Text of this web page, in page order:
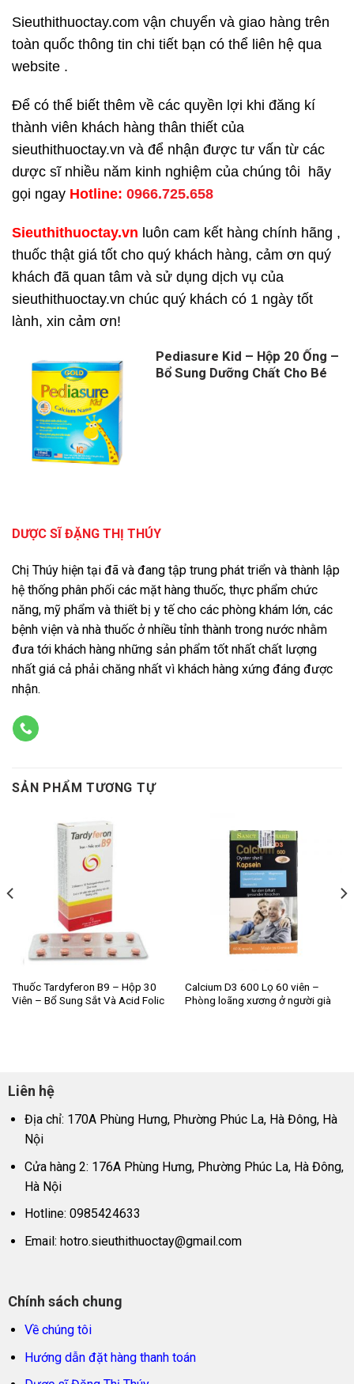
Sieuthithuoctay.com vận chuyển và giao hàng trên
toàn quốc thông tin chi tiết bạn có thể liên hệ qua
website .
Để có thể biết thêm về các quyền lợi khi đăng kí
thành viên khách hàng thân thiết của
sieuthithuoctay.vn và để nhận được tư vấn từ các
dược sĩ nhiều năm kinh nghiệm của chúng tôi hãy
gọi ngay Hotline: 0966.725.658
Sieuthithuoctay.vn luôn cam kết hàng chính hãng ,
thuốc thật giá tốt cho quý khách hàng, cảm ơn quý
khách đã quan tâm và sử dụng dịch vụ của
sieuthithuoctay.vn chúc quý khách có 1 ngày tốt
lành, xin cảm ơn!
Pediasure Kid – Hộp 20 Ống –
Bổ Sung Dưỡng Chất Cho Bé
DƯỢC SĨ ĐẶNG THỊ THÚY
Chị Thúy hiện tại đã và đang tập trung phát triển và thành lập
hệ thống phân phối các mặt hàng thuốc, thực phẩm chức
năng, mỹ phẩm và thiết bị y tế cho các phòng khám lớn, các
bệnh viện và nhà thuốc ở nhiều tỉnh thành trong nước nhằm
đưa tới khách hàng những sản phẩm tốt nhất chất lượng
nhất giá cả phải chăng nhất vì khách hàng xứng đáng được
nhận.
SẢN PHẨM TƯƠNG TỰ
Thuốc Tardyferon B9 – Hộp 30
Viên – Bổ Sung Sắt Và Acid Folic
Calcium D3 600 Lọ 60 viên –
Phòng loãng xương ở người già
Liên hệ
Địa chỉ: 170A Phùng Hưng, Phường Phúc La, Hà Đông, Hà
Nội
Cửa hàng 2: 176A Phùng Hưng, Phường Phúc La, Hà Đông,
Hà Nội
Hotline: 0985424633
Email: hotro.sieuthithuoctay@gmail.com
Chính sách chung
Về chúng tôi
Hướng dẫn đặt hàng thanh toán